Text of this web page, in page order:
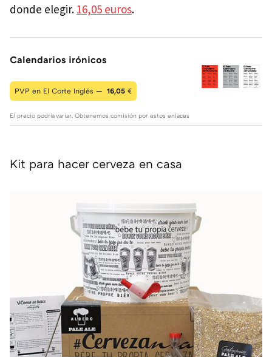
donde elegir. 16,05 euros.
Calendarios irónicos
PVP en El Corte Inglés — 16,05 €
El precio podría variar. Obtenemos comisión por estos enlaces
Kit para hacer cerveza en casa